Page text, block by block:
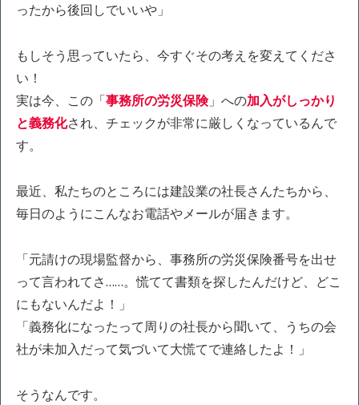
ったから後回しでいいや」
もしそう思っていたら、今すぐその考えを変えてくださ
い！
実は今、この「事務所の労災保険」への加入がしっかり
と義務化され、チェックが非常に厳しくなっているんで
す。
最近、私たちのところには建設業の社長さんたちから、
毎日のようにこんなお電話やメールが届きます。
「元請けの現場監督から、事務所の労災保険番号を出せ
って言われてさ……。慌てて書類を探したんだけど、どこ
にもないんだよ！」
「義務化になったって周りの社長から聞いて、うちの会
社が未加入だって気づいて大慌てで連絡したよ！」
そうなんです。